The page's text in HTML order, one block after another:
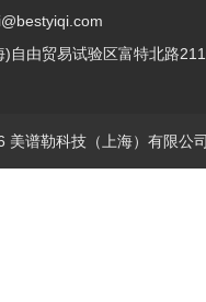
)自由贸易试验区富特北路
美谱勒科技（上海）有限